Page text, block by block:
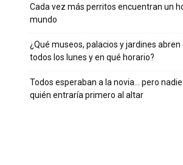
Cada vez más perritos encuentran un
mundo
¿Qué museos, palacios y jardines abren
todos los lunes y en qué horario?
Todos esperaban a la novia… pero
quién entraría primero al altar